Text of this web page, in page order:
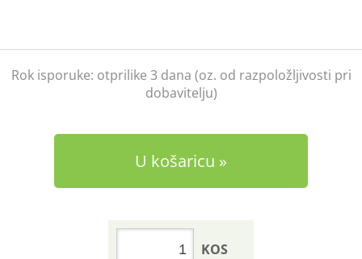
Rok isporuke: otprilike 3 dana (oz. od razpoložljivosti pri
dobavitelju)
U košaricu
KOS